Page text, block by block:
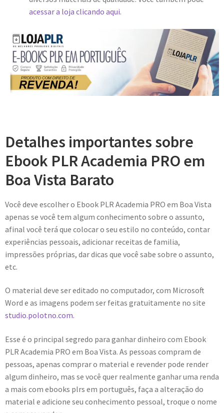
acessar a loja clicando aqui.
Detalhes importantes sobre
Ebook PLR Academia PRO em
Boa Vista Barato
Você deve escolher o Ebook PLR Academia PRO em Boa Vista
apenas se você tem algum conhecimento sobre o assunto,
afinal você terá que colocar o seu estilo no conteúdo, contar
experiências pessoais, adicionar receitas de familia,
impressões próprias, dar dicas que você sabe sobre o assunto,
etc.
O material deve ser editado no computador, com Microsoft
Word e as imagens podem ser feitas gratuitamente no site
studio.polotno.com.
Esse é o principal segredo para ganhar dinheiro com Ebook
PLR Academia PRO em Boa Vista. As pessoas compram de
pessoas, apenas comprar o material e revender pode render
algum dinheiro, mas se você quer realmente ganhar uma renda
a mais com ebooks plrs em português, faça a alteração do
material e adicione seu conhecimento pessoal, troque o nome